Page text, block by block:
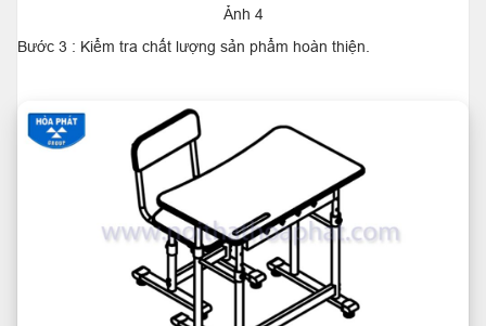
Ảnh 4
Bước 3 : Kiểm tra chất lượng sản phẩm hoàn thiện.